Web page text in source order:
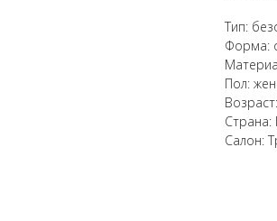
Тип:
Форма:
Пол:
Страна:
Салон: